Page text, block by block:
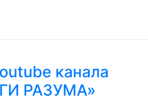
канала
РАЗУМА»